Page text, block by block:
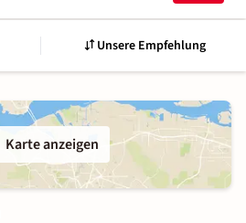
Unsere Empfehlung
Karte anzeigen